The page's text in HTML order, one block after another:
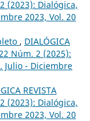
(2023): Dialógica,
2023, Vol. 20
, DIALÓGICA
Núm. 2 (2025):
Julio - Diciembre
REVISTA
(2023): Dialógica,
2023, Vol. 20